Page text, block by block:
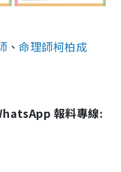
、命理師柯柏成
報料專線: